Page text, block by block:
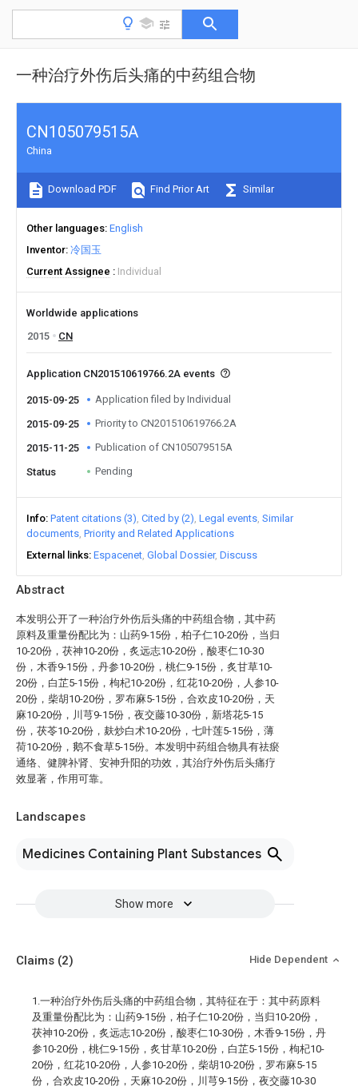
一种治疗外伤后头痛的中药组合物
Abstract
本发明公开了一种治疗外伤后头痛的中药组合物，其中药
原料及重量份配比为：山药9-15份，柏子仁10-20份，当归
10-20份，茯神10-20份，炙远志10-20份，酸枣仁10-30
份，木香9-15份，丹参10-20份，桃仁9-15份，炙甘草10-
20份，白芷5-15份，枸杞10-20份，红花10-20份，人参10-
20份，柴胡10-20份，罗布麻5-15份，合欢皮10-20份，天
麻10-20份，川芎9-15份，夜交藤10-30份，新塔花5-15
份，茯苓10-20份，麸炒白术10-20份，七叶莲5-15份，薄
荷10-20份，鹅不食草5-15份。本发明中药组合物具有祛瘀
通络、健脾补肾、安神升阳的功效，其治疗外伤后头痛疗
效显著，作用可靠。
Landscapes
Medicines Containing Plant Substances
Show more
CN105079515A
China
Download PDF Find Prior Art Similar
Other languages English
Inventor 冷国玉
Current Assignee
Individual
Worldwide applications
2015
CN
Application CN201510619766.2A events
2015-09-25 Application filed by Individual
2015-09-25 Priority to CN201510619766.2A
2015-11-25 Publication of CN105079515A
Status Pending
Info Patent citations (3) Cited by (2) Legal events Similar
documents Priority and Related Applications
External links Espacenet Global Dossier Discuss
Claims (2) Hide Dependent
1.一种治疗外伤后头痛的中药组合物，其特征在于：其中药原料
及重量份配比为：山药9-15份，柏子仁10-20份，当归10-20份，
茯神10-20份，炙远志10-20份，酸枣仁10-30份，木香9-15份，丹
参10-20份，桃仁9-15份，炙甘草10-20份，白芷5-15份，枸杞10-
20份，红花10-20份，人参10-20份，柴胡10-20份，罗布麻5-15
份，合欢皮10-20份，天麻10-20份，川芎9-15份，夜交藤10-30